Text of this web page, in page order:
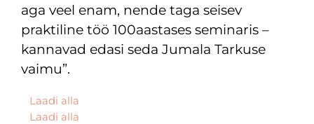
aga veel enam, nende taga seisev
praktiline töö 100aastases seminaris –
kannavad edasi seda Jumala Tarkuse
vaimu”.
Laadi alla
Laadi alla